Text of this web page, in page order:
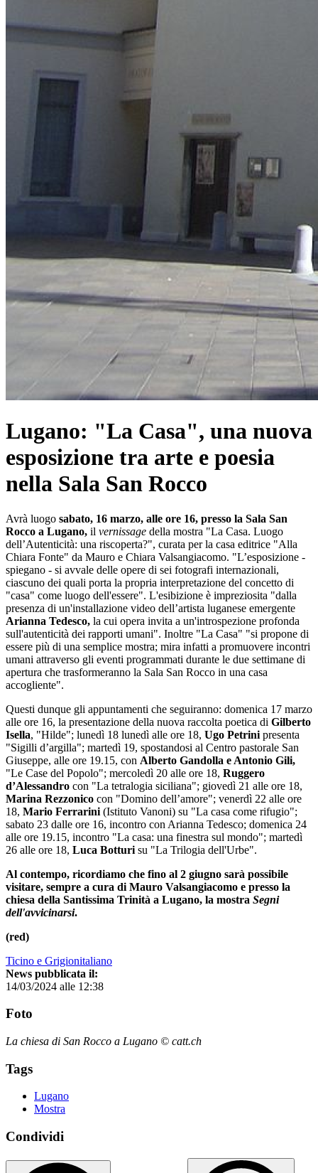
Lugano: "La Casa", una nuova
esposizione tra arte e poesia
nella Sala San Rocco
Avrà luogo sabato, 16 marzo, alle ore 16, presso la Sala San
Rocco a Lugano, il vernissage della mostra "La Casa. Luogo
dell’Autenticità: una riscoperta?", curata per la casa editrice "Alla
Chiara Fonte" da Mauro e Chiara Valsangiacomo. "L’esposizione -
spiegano - si avvale delle opere di sei fotografi internazionali,
ciascuno dei quali porta la propria interpretazione del concetto di
"casa" come luogo dell'essere". L'esibizione è impreziosita "dalla
presenza di un'installazione video dell’artista luganese emergente
Arianna Tedesco, la cui opera invita a un'introspezione profonda
sull'autenticità dei rapporti umani". Inoltre "La Casa" "si propone di
essere più di una semplice mostra; mira infatti a promuovere incontri
umani attraverso gli eventi programmati durante le due settimane di
apertura che trasformeranno la Sala San Rocco in una casa
accogliente".
Questi dunque gli appuntamenti che seguiranno: domenica 17 marzo
alle ore 16, la presentazione della nuova raccolta poetica di Gilberto
Isella, "Hilde"; lunedì 18 lunedì alle ore 18, Ugo Petrini presenta
"Sigilli d’argilla"; martedì 19, spostandosi al Centro pastorale San
Giuseppe, alle ore 19.15, con Alberto Gandolla e Antonio Gili,
"Le Case del Popolo"; mercoledì 20 alle ore 18, Ruggero
d’Alessandro con "La tetralogia siciliana"; giovedì 21 alle ore 18,
Marina Rezzonico con "Domino dell’amore"; venerdì 22 alle ore
18, Mario Ferrarini (Istituto Vanoni) su "La casa come rifugio";
sabato 23 dalle ore 16, incontro con Arianna Tedesco; domenica 24
alle ore 19.15, incontro "La casa: una finestra sul mondo"; martedì
26 alle ore 18, Luca Botturi su "La Trilogia dell'Urbe".
Al contempo, ricordiamo che fino al 2 giugno sarà possibile
visitare, sempre a cura di Mauro Valsangiacomo e presso la
chiesa della Santissima Trinità a Lugano, la mostra Segni
dell'avvicinarsi.
(red)
Ticino e Grigionitaliano
News pubblicata il:
14/03/2024 alle 12:38
Foto
La chiesa di San Rocco a Lugano © catt.ch
Tags
Lugano
Mostra
Condividi